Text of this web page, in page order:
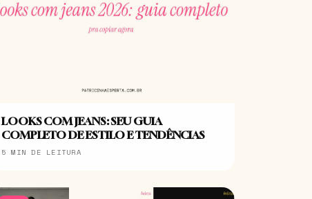
LOOKS COM JEANS: SEU GUIA
COMPLETO DE ESTILO E TENDÊNCIAS
5 MIN DE LEITURA